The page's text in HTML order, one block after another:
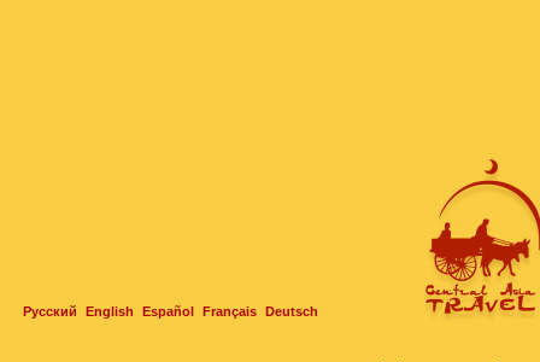
Русский English Español Français Deutsch